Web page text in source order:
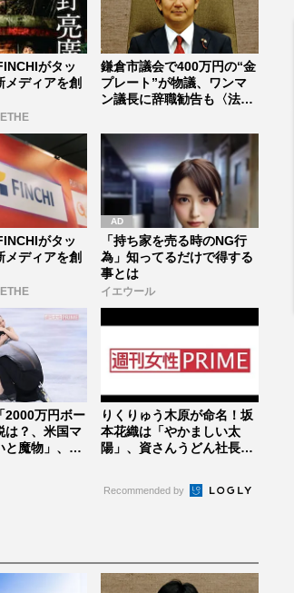
がタッ
メディアを創
鎌倉市議会で400万円の“金
プレート”が物議、ワンマ
ン議長に辞職勧告も〈法的
がタッ
メディアを創
「持ち家を売る時のNG行
為」知ってるだけで得する
事とは
イエウール
2000万円ボー
は？、米国マ
と魔物」、一
りくりゅう木原が命名！坂
本花織は「やかましい太
陽」、資さんうどん社長交
Recommended by